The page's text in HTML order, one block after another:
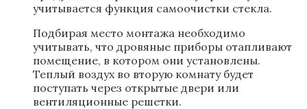
учитывается функция самоочистки стекла.
Подбирая место монтажа необходимо
учитывать, что дровяные приборы отапливают
помещение, в котором они установлены.
Теплый воздух во вторую комнату будет
поступать через открытые двери или
вентиляционные решетки.